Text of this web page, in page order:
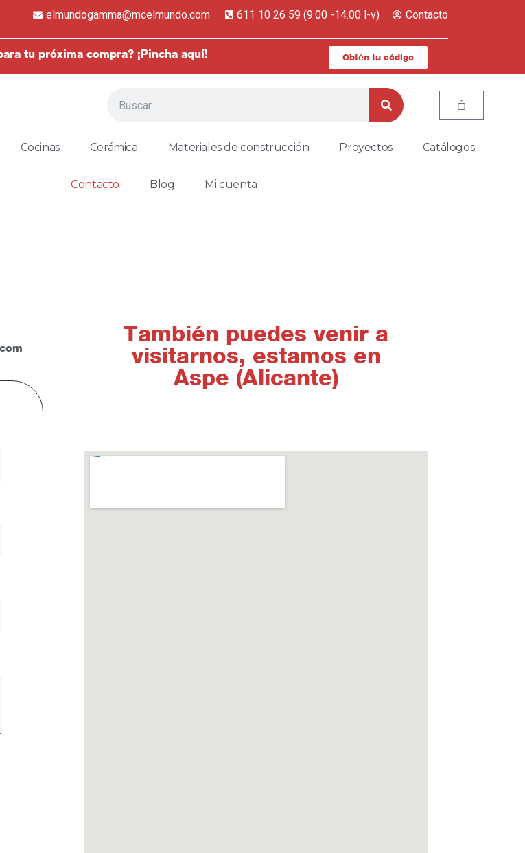
elmundogamma@mcelmundo.com 611 10 26 59 (9.00 -14.00 l-v) Contacto
tu próxima compra? ¡Pincha aquí! Obtén tu código
Cocinas Cerámica Materiales de construcción Proyectos Catálogos
Contacto Blog Mi cuenta
También puedes venir a
visitarnos, estamos en
Aspe (Alicante)